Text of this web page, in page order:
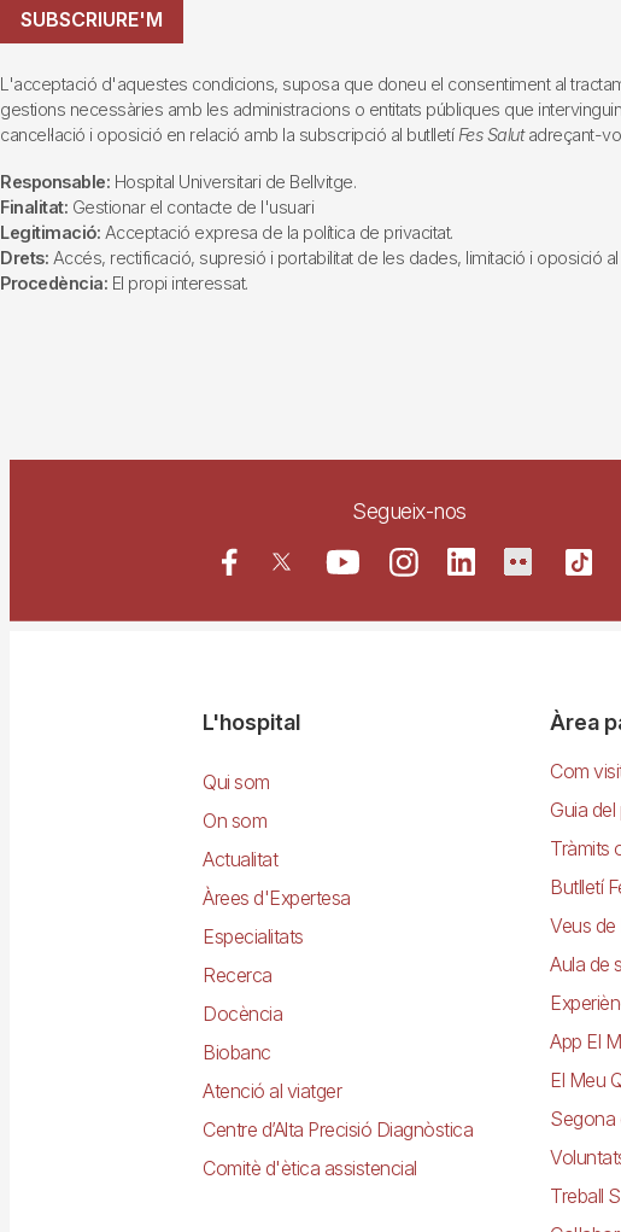
SUBSCRIURE'M
L'acceptació d'aquestes condicions, suposa que doneu el consentiment al
gestions necessàries amb les administracions o entitats públiques que
cancel·lació i oposició en relació amb la subscripció al butlletí Fes Salutadreçant-
Responsable: Hospital Universitari de Bellvitge.
Finalitat: Gestionar el contacte de l'usuari
Legitimació: Acceptació expresa de la política de privacitat.
Drets: Accés, rectificació, supresió i portabilitat de les dades, limitació i oposició
Procedència: El propi interessat.
Segueix-nos
NavegacióL'hospital
Qui som
On som
Actualitat
Àrees d'Expertesa
Especialitats
Recerca
Docència
Biobanc
Atenció al viatger
Centre d’Alta Precisió Diagnòstica
Comitè d'ètica assistencial
Àrea
Com
Guia
Tràmits
Butlletí
Veus de
Aula de
App El
El Meu
Segona
Treball